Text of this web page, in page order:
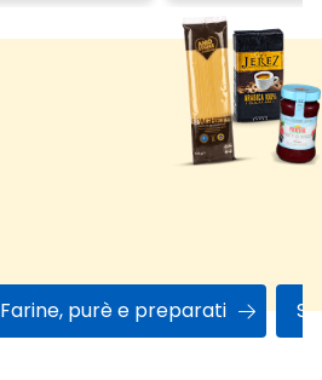
Farine, purè e preparati